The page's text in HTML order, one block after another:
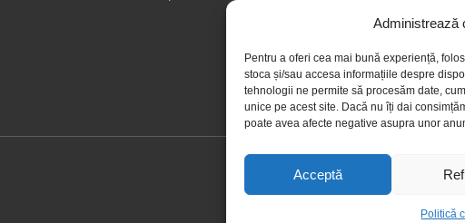
Administrează
Pentru a oferi cea mai bună experiență,
stoca și/sau accesa informațiile despre
tehnologii ne permite să procesăm date,
unice pe acest site. Dacă nu îți dai
poate avea afecte negative asupra unor
Acceptă
Politică